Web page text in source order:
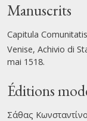
Manuscrits
Capitula
Venise, Achivio di
mai 1518.
Éditions
Σάθας